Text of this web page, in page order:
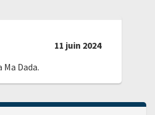
11 juin 2024
Ma Dada.